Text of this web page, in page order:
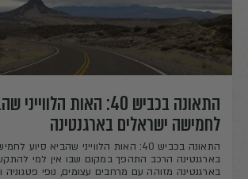
התאונה בכביש 40: האות
לחמישה ישראלים בארגנטינה
התאונה בכביש 40: האות הלווייני שהביא סיוע
בארגנטינה מזוהה עם מרחבים עצומים, נופי פטגוניה